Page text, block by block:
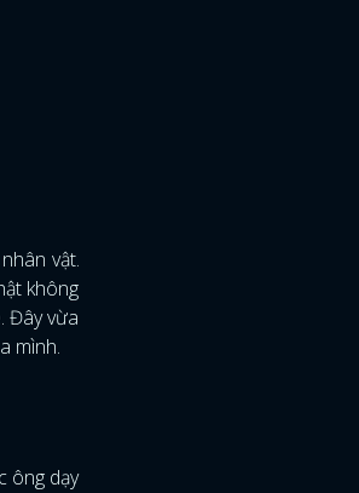
vật.
không
Đây vừa
mình.
ông dạy